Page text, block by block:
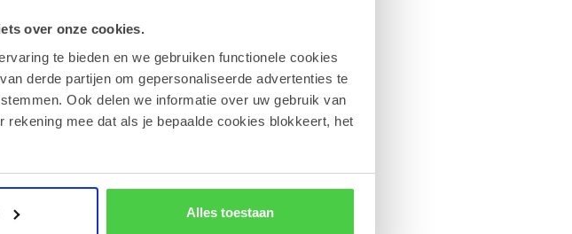
over onze cookies.
te bieden en we gebruiken functionele cookies
derde partijen om gepersonaliseerde advertenties te
Ook delen we informatie over uw gebruik van
mee dat als je bepaalde cookies blokkeert, het
Alles toestaan